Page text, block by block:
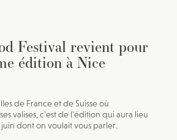
Festival revient pour
édition à Nice
de France et de Suisse où
valises, c’est de l’édition qui aura lieu
juin dont on voulait vous parler.